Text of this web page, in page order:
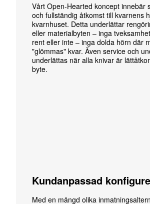
Vårt Open-Hearted koncept innebär
och fullständig åtkomst till kvarnens
kvarnhuset. Detta underlättar
eller materialbyten – inga
rent eller inte – inga dolda hörn där
"glömmas" kvar. Även service och
underlättas när alla knivar är
byte.
Kundanpassad
Med en mängd olika